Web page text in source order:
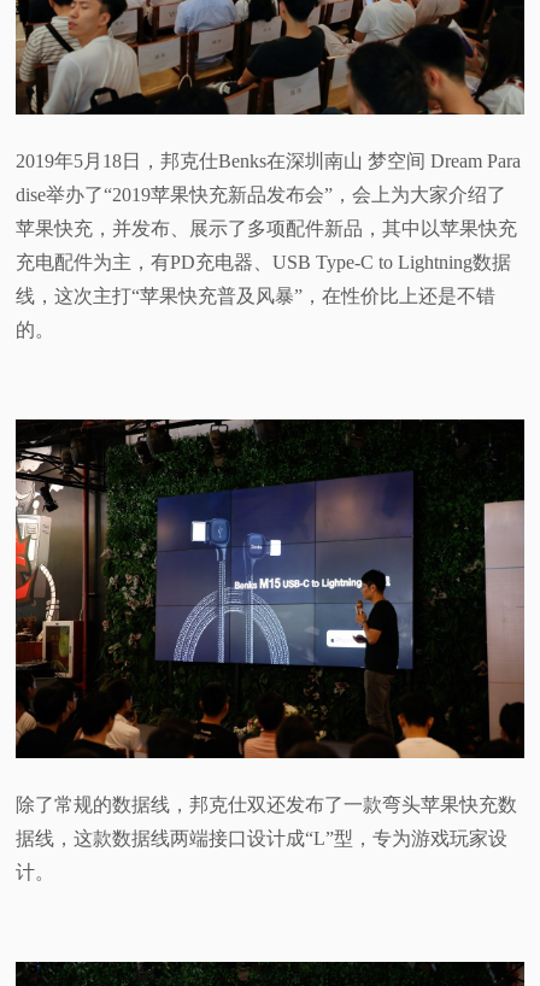
2019年5月18日，邦克仕Benks在深圳南山 梦空间 Dream Para
dise举办了“2019苹果快充新品发布会”，会上为大家介绍了
苹果快充，并发布、展示了多项配件新品，其中以苹果快充
充电配件为主，有PD充电器、USB Type-C to Lightning数据
线，这次主打“苹果快充普及风暴”，在性价比上还是不错
的。
除了常规的数据线，邦克仕双还发布了一款弯头苹果快充数
据线，这款数据线两端接口设计成“L”型，专为游戏玩家设
计。